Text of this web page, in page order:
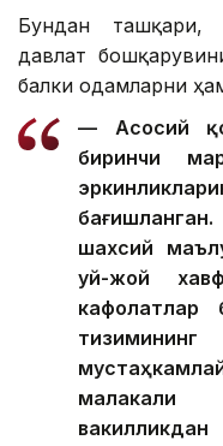
Бундан ташқари,
давлат
балки одамларни
— Асосий
биринчи
шахсий
уй-жой